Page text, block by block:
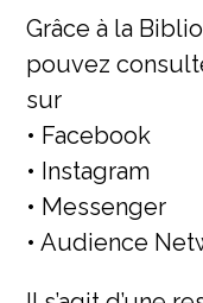
Grâce à la
pouvez
sur
• Facebook
• Instagram
• Messenger
• Audience